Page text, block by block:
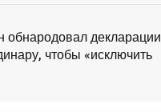
декларации
чтобы «исключить